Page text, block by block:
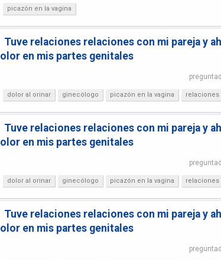
picazón en la vagina
Tuve relaciones relaciones con mi pareja y
olor en mis partes genitales
dolor al orinar ginecólogo picazón en la vagina relaciones
Tuve relaciones relaciones con mi pareja y
olor en mis partes genitales
dolor al orinar ginecólogo picazón en la vagina relaciones
Tuve relaciones relaciones con mi pareja y
olor en mis partes genitales